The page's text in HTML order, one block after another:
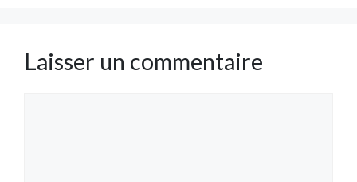
Laisser un commentaire